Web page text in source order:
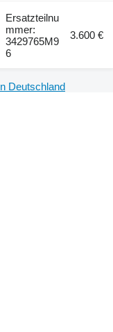
Ersatzteilnu
mmer:
3429765M9
6
3.600 €
Deutschland